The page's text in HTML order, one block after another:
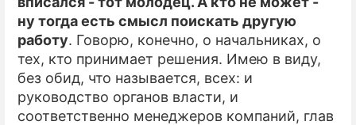
ну тогда есть смысл поискать другую
работу. Говорю, конечно, о начальниках, о
тех, кто принимает решения. Имею в виду,
без обид, что называется, всех: и
руководство органов власти, и
соответственно менеджеров компаний, глав